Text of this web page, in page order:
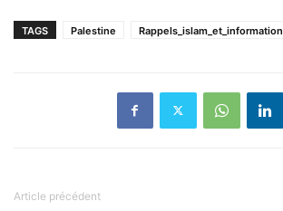
TAGS Palestine Rappels_islam_et_information
Article précédent